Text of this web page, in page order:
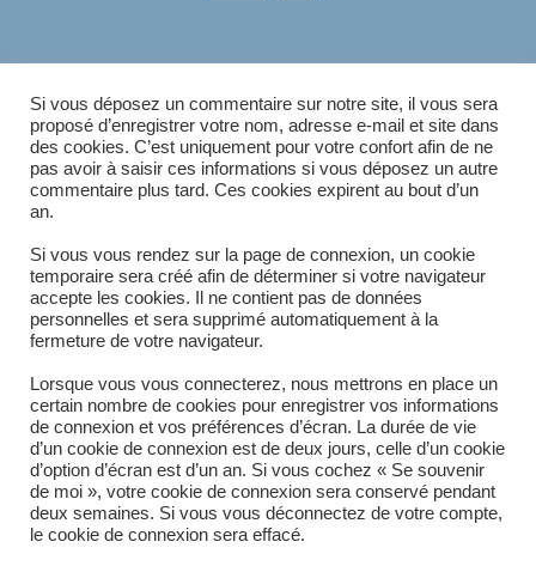
ÉTIQUETTES : ELEVEURS, INDUSTRIE
READ
MORE
Article précédent
Article suivant
Remplisseur de Big Bag double
Si vous déposez un commentaire sur notre site, il vous sera
proposé d’enregistrer votre nom, adresse e-mail et site dans
des cookies. C’est uniquement pour votre confort afin de ne
pas avoir à saisir ces informations si vous déposez un autre
commentaire plus tard. Ces cookies expirent au bout d’un
an.
Si vous vous rendez sur la page de connexion, un cookie
temporaire sera créé afin de déterminer si votre navigateur
accepte les cookies. Il ne contient pas de données
personnelles et sera supprimé automatiquement à la
fermeture de votre navigateur.
Lorsque vous vous connecterez, nous mettrons en place un
certain nombre de cookies pour enregistrer vos informations
de connexion et vos préférences d’écran. La durée de vie
d’un cookie de connexion est de deux jours, celle d’un cookie
d’option d’écran est d’un an. Si vous cochez « Se souvenir
de moi », votre cookie de connexion sera conservé pendant
deux semaines. Si vous vous déconnectez de votre compte,
le cookie de connexion sera effacé.